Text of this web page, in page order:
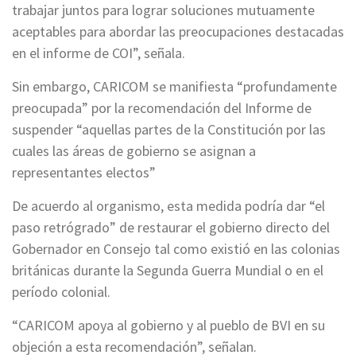
trabajar juntos para lograr soluciones mutuamente
aceptables para abordar las preocupaciones destacadas
en el informe de COI”, señala.
Sin embargo, CARICOM se manifiesta “profundamente
preocupada” por la recomendación del Informe de
suspender “aquellas partes de la Constitución por las
cuales las áreas de gobierno se asignan a
representantes electos”
De acuerdo al organismo, esta medida podría dar “el
paso retrógrado” de restaurar el gobierno directo del
Gobernador en Consejo tal como existió en las colonias
británicas durante la Segunda Guerra Mundial o en el
período colonial.
“CARICOM apoya al gobierno y al pueblo de BVI en su
objeción a esta recomendación”, señalan.